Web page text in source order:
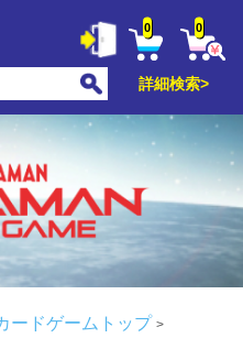
0 0
詳細検索>
ードゲームトップ